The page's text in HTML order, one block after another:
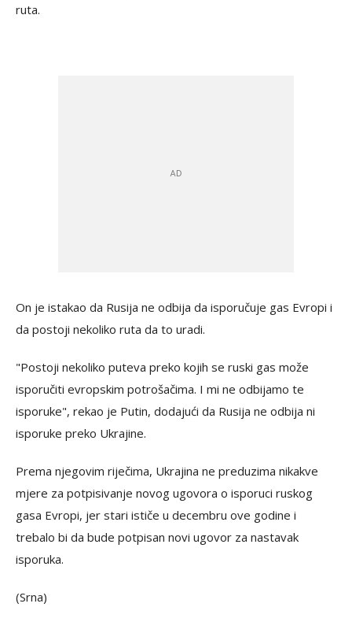
ruta.
On je istakao da Rusija ne odbija da isporučuje gas Evropi i
da postoji nekoliko ruta da to uradi.
"Postoji nekoliko puteva preko kojih se ruski gas može
isporučiti evropskim potrošačima. I mi ne odbijamo te
isporuke", rekao je Putin, dodajući da Rusija ne odbija ni
isporuke preko Ukrajine.
Prema njegovim riječima, Ukrajina ne preduzima nikakve
mjere za potpisivanje novog ugovora o isporuci ruskog
gasa Evropi, jer stari ističe u decembru ove godine i
trebalo bi da bude potpisan novi ugovor za nastavak
isporuka.
(Srna)